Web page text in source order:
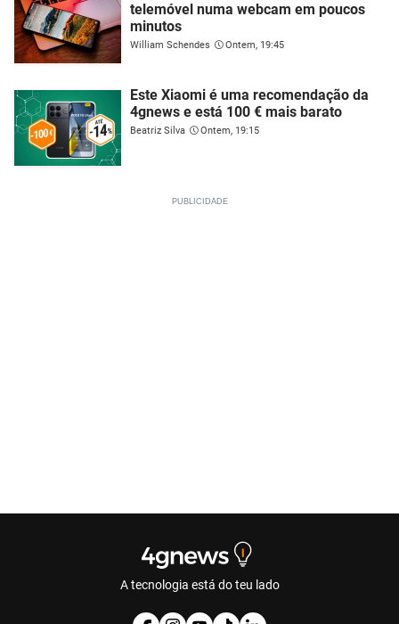
telemóvel numa webcam em poucos
minutos
William Schendes Ontem, 19:45
Este Xiaomi é uma recomendação da
4gnews e está 100 € mais barato
Beatriz Silva Ontem, 19:15
A tecnologia está do teu lado